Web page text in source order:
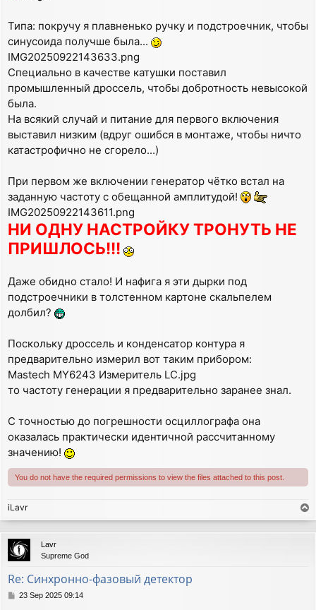
Типа: покручу я плавненько ручку и подстроечник, чтобы
синусоида получше была...
IMG20250922143633.png
Специально в качестве катушки поставил
промышленный дроссель, чтобы добротность невысокой
была.
На всякий случай и питание для первого включения
выставил низким (вдруг ошибся в монтаже, чтобы ничто
катастрофично не сгорело...)
При первом же включении генератор чётко встал на
заданную частоту с обещанной амплитудой!
IMG20250922143611.png
НИ ОДНУ НАСТРОЙКУ ТРОНУТЬ НЕ
ПРИШЛОСЬ!!!
Даже обидно стало! И нафига я эти дырки под
подстроечники в толстенном картоне скальпелем
долбил?
Поскольку дроссель и конденсатор контура я
предварительно измерил вот таким прибором:
Mastech MY6243 Измеритель LC.jpg
то частоту генерации я предварительно заранее знал.
С точностью до погрешности осциллографа она
оказалась практически идентичной рассчитанному
значению!
You do not have the required permissions to view the files attached to this post.
iLavr
o
p
Lavr
Supreme God
Re: Синхронно-фазовый детектор
P23 Sep 2025 09:14